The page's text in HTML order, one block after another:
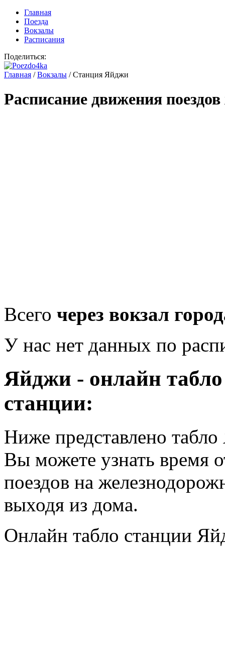
Главная
Поезда
Вокзалы
Расписания
Поделиться:
Главная /Вокзалы /Станция Яйджи
Расписание движения
Всего через вокзал
У нас нет данных по
Яйджи - онлайн
станции:
Ниже представлено
Вы можете узнать время
поездов на
выходя из дома.
Онлайн табло станции